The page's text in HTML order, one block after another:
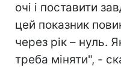
очі і поставити
цей показник
через рік – нуль.
треба міняти", -